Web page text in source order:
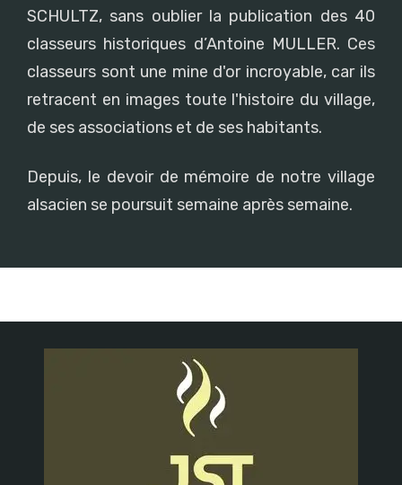
SCHULTZ, sans oublier la publication des 40
classeurs historiques d’Antoine MULLER. Ces
classeurs sont une mine d'or incroyable, car ils
retracent en images toute l'histoire du village,
de ses associations et de ses habitants.
Depuis, le devoir de mémoire de notre village
alsacien se poursuit semaine après semaine.